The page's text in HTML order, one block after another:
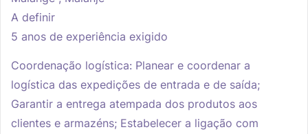
A definir
5 anos de experiência exigido
Coordenação logística: Planear e coordenar a
logística das expedições de entrada e de saída;
Garantir a entrega atempada dos produtos aos
clientes e armazéns; Estabelecer a ligação com